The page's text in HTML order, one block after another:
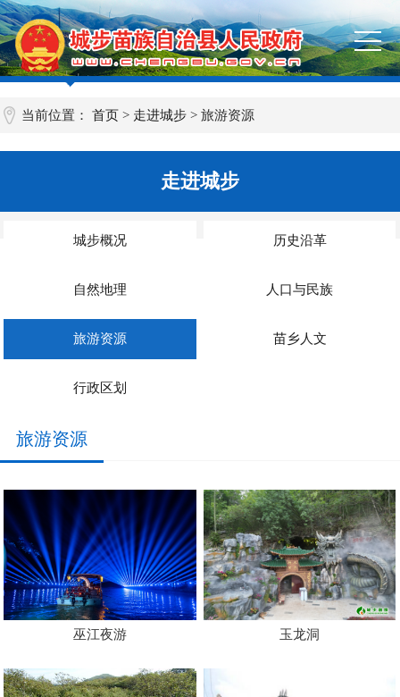
当前位置：首页 > 走进城步 >旅游资源
走进城步
城步概况 历史沿革
自然地理 人口与民族
旅游资源 苗乡人文
行政区划
旅游资源
巫江夜游 玉龙洞